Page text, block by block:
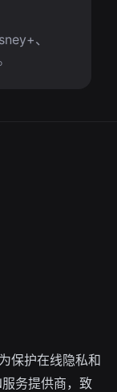
、
保护在线隐私和
务提供商，致